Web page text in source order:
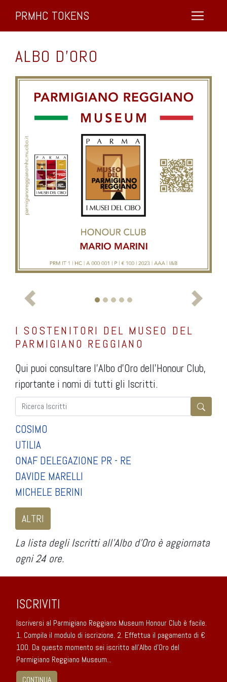
PRMHC TOKENS
ALBO D’ORO
I SOSTENITORI DEL MUSEO DEL
PARMIGIANO REGGIANO
Qui puoi consultare l’Albo d’Oro dell’Honour Club,
riportante i nomi di tutti gli Iscritti.
COSIMO
UTILIA
ONAF DELEGAZIONE PR - RE
DAVIDE MARELLI
MICHELE BERINI
ALTRI
La lista degli Iscritti all’Albo d’Oro è aggiornata
ogni 24 ore.
ISCRIVITI
Iscriversi al Parmigiano Reggiano Museum Honour Club è facile.
1. Compila il modulo di iscrizione. 2. Effettua il pagamento di €
100. Da questo momento sei iscritto all’Albo d’Oro del
Parmigiano Reggiano Museum...
CONTINUA